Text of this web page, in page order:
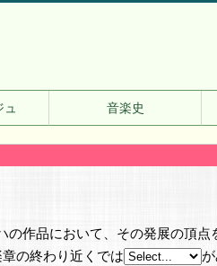
音楽史
作品において、その発展の頂
の終わり近くでは